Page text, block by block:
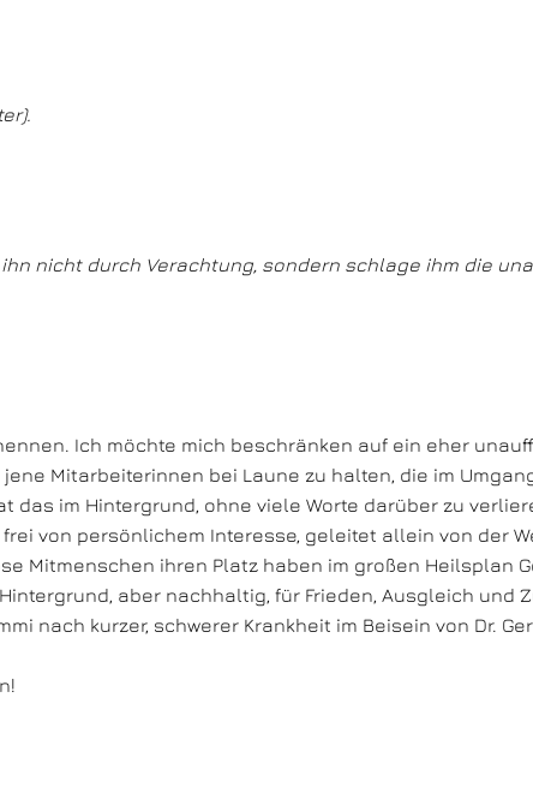
nicht durch Verachtung, sondern schlage ihm die
Ich möchte mich beschränken auf ein eher
Mitarbeiterinnen bei Laune zu halten, die im
das im Hintergrund, ohne viele Worte darüber zu
von persönlichem Interesse, geleitet allein von der
Mitmenschen ihren Platz haben im großen Heilsplan
aber nachhaltig, für Frieden, Ausgleich und
nach kurzer, schwerer Krankheit im Beisein von Dr.